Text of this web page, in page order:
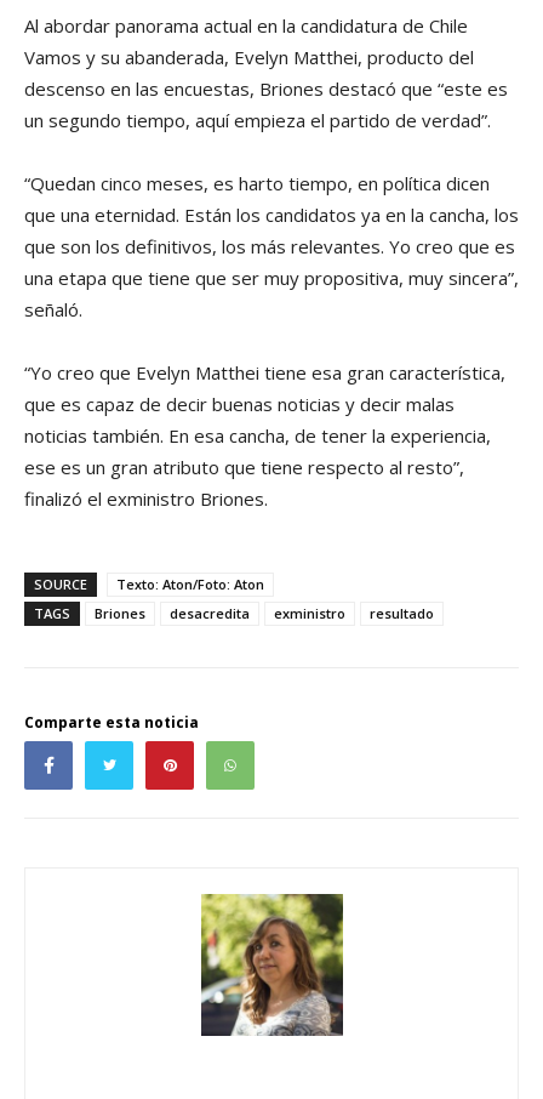
Al abordar panorama actual en la candidatura de Chile
Vamos y su abanderada, Evelyn Matthei, producto del
descenso en las encuestas, Briones destacó que “este es
un segundo tiempo, aquí empieza el partido de verdad”.
“Quedan cinco meses, es harto tiempo, en política dicen
que una eternidad. Están los candidatos ya en la cancha, los
que son los definitivos, los más relevantes. Yo creo que es
una etapa que tiene que ser muy propositiva, muy sincera”,
señaló.
“Yo creo que Evelyn Matthei tiene esa gran característica,
que es capaz de decir buenas noticias y decir malas
noticias también. En esa cancha, de tener la experiencia,
ese es un gran atributo que tiene respecto al resto”,
finalizó el exministro Briones.
SOURCE
Texto: Aton/Foto: Aton
TAGS
Briones desacredita exministro resultado
Comparte esta noticia